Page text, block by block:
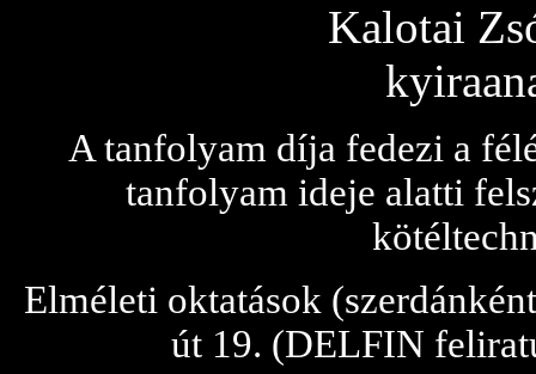
Kalotai
A tanfolyam díja fedezi a
tanfolyam ideje alatti
Elméleti oktatások
út 19. (DELFIN